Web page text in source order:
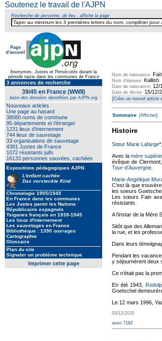
Soutenez le travail de l'AJPN
Recherche de personne, de lieu : affiche la page
Page
d'accueil
Anonymes, Justes et Persécutés durant la
période nazie dans les communes de France
3 annonces de recherche
39/45 en France (WWII)
base des données identifiées par AJPN.org
Nouveaux articles
Une page au hasard
38080 noms de commune
95 départements et l'étranger
1231 lieux d'internement
744 lieux de sauvetage
33 organisations de sauvetage
4381 Justes de France
1072 résistants juifs
16133 personnes sauvées, cachées
Expositions pédagogiques AJPN
L'enfant cachée
Das versteckte Kind
Chronologie 1905/1945
En France dans les communes
Les Justes parmi les Nations
Républicains espagnols
Tsiganes français en 1939-1945
Les lieux d'internement
Les sauvetages en France
Bibliothèque : 1390 ouvrages
Cartographie
Glossaire
Plan du site
Signaler un problème technique
Imprimer cette page
Nom de naissance:
Nom d'épouse: Kallish
Date de naissance: 12/
Date de décès: 15/12/
[Créer un nouvel article
Sommaire [Afficher]
Histoire
Sœur Marie Lafarge
Avec lamère
évêque de
Tour-d'Auvergne
Marie-Angélique
C'est là que
les soeurs
Les sœurs Fain
résistants.
A l’instar de la Mère
Sitôt que des
la rue, et les
Dans leurs
Pendant les
y séjournèrent deux
Ce n'était pas la
En été 1943,
Goetschel
Le 12 mars 1996,
03/12/2020
asso 7182